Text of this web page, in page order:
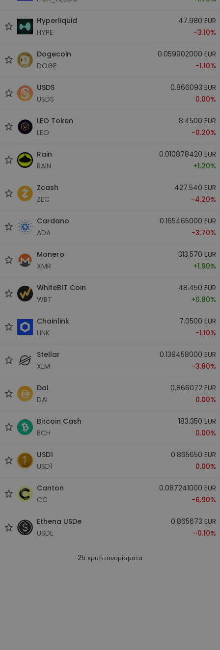
Hyperliquid
HYPE
47.980 EUR
-3.10%
Dogecoin
DOGE
0.059902000 EUR
-1.10%
USDS
USDS
0.866093 EUR
0.00%
LEO Token
LEO
8.4500 EUR
-0.20%
Rain
RAIN
0.010878420 EUR
+1.20%
Zcash
ZEC
427.540 EUR
-4.20%
Cardano
ADA
0.165465000 EUR
-3.70%
Monero
XMR
313.570 EUR
+1.90%
WhiteBIT Coin
WBT
48.450 EUR
+0.80%
Chainlink
LINK
7.0500 EUR
-1.10%
Stellar
XLM
0.139458000 EUR
-3.80%
Dai
DAI
0.866072 EUR
0.00%
Bitcoin Cash
BCH
183.350 EUR
0.00%
USD1
USD1
0.865650 EUR
0.00%
Canton
CC
0.087241000 EUR
-6.90%
Ethena USDe
USDE
0.865673 EUR
-0.10%
25 κρυπτονομίσματα